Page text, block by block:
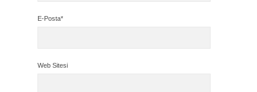
E-Posta*
Web Sitesi